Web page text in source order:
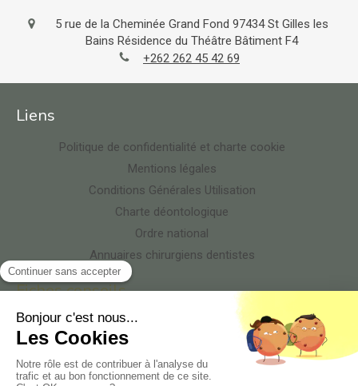
5 rue de la Cheminée Grand Fond 97434 St Gilles les
Bains Résidence du Théâtre Bâtiment F4
+262 262 45 42 69
Liens
Politique de confidentialité et charte cookie
Mentions légales
Conditions Générales Utilisation
Charte déontologique
Ordre national
Annuaires chirurgiens dentistes
Fiches conseils
HYGIÈNE ET ASEPSIE AU CABINET
HONORAIRES ET REMBOURSEMENTS